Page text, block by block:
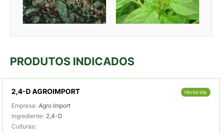
PRODUTOS INDICADOS
2,4-D AGROIMPORT Herbicida
Empresa: Agro Import
Ingrediente: 2,4-D
Culturas: